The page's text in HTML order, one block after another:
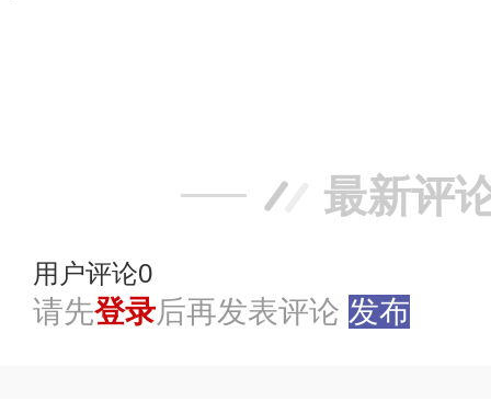
最新评
用户评论0
请先登录后再发表评论 发布